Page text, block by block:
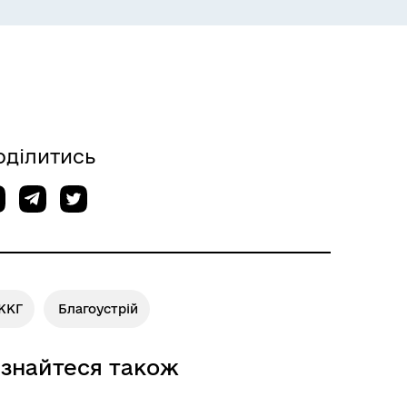
ІНФОРМАЦІЯ ДЛЯ ВПО
Благоустрій
також